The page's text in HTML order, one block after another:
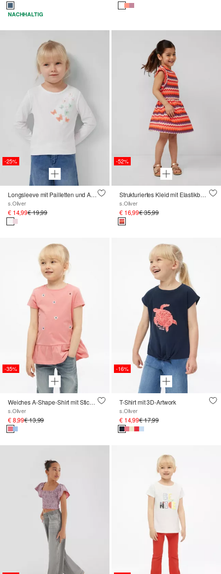
NACHHALTIG
-25%
Longsleeve mit Pailletten und Applikation
s.Oliver
€ 14,99€ 19,99
-52%
Strukturiertes Kleid mit Elastikbund
s.Oliver
€ 16,99€ 35,99
-35%
Weiches A-Shape-Shirt mit Stickerei
s.Oliver
€ 8,99€ 13,99
-16%
T-Shirt mit 3D-Artwork
s.Oliver
€ 14,99€ 17,99